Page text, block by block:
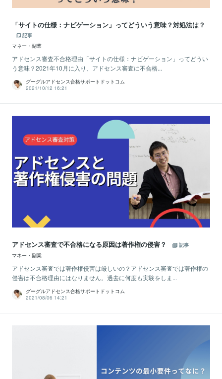
「サイトの仕様：ナビゲーション」ってどういう意味？対処法は？
記事
マネー・副業
アドセンス審査不合格理由「サイトの仕様：ナビゲーション」ってどうい
う意味？2021年10月に入り、アドセンス審査に不合格...
グーグルアドセンス合格サポートドットコム
2021/10/12 16:21
アドセンス審査で不合格になる原因は著作権の侵害？
記事
マネー・副業
アドセンス審査では著作権侵害は厳しいの？アドセンス審査では著作権の
侵害は不合格理由にはなりません。過去に何度も実験をしま...
グーグルアドセンス合格サポートドットコム
2021/08/06 14:21